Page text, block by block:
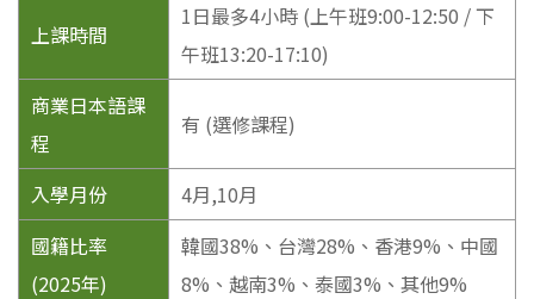
上課時間
1日最多4小時 (上午班9:00-12:50 / 下
午班13:20-17:10)
商業日本語課
程
有 (選修課程)
入學月份
4月,10月
國籍比率
(2025年)
韓國38%、台灣28%、香港9%、中國
8%、越南3%、泰國3%、其他9%